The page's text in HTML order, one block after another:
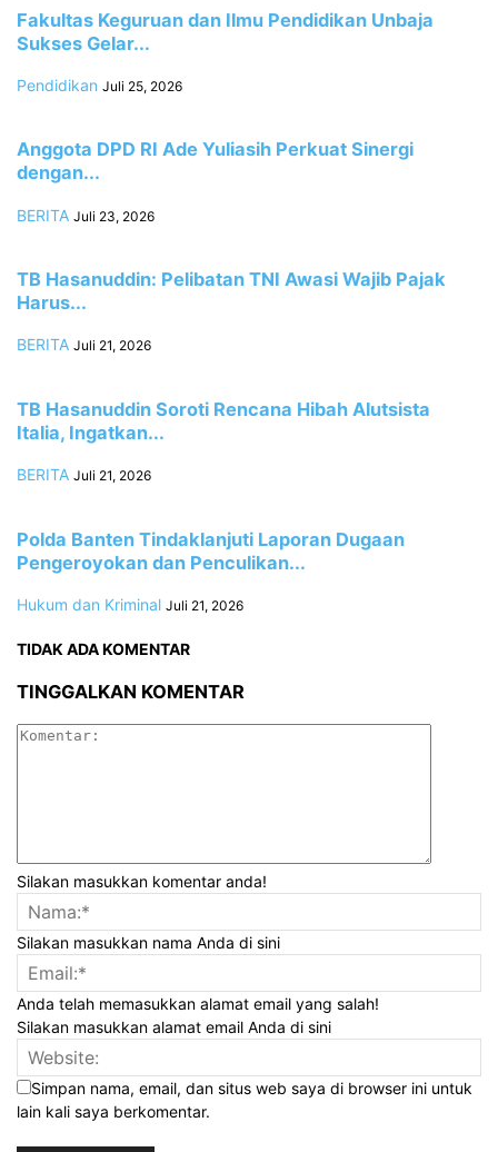
Fakultas Keguruan dan Ilmu Pendidikan Unbaja
Sukses Gelar...
Pendidikan Juli 25, 2026
Anggota DPD RI Ade Yuliasih Perkuat Sinergi
dengan...
BERITA Juli 23, 2026
TB Hasanuddin: Pelibatan TNI Awasi Wajib Pajak
Harus...
BERITA Juli 21, 2026
TB Hasanuddin Soroti Rencana Hibah Alutsista
Italia, Ingatkan...
BERITA Juli 21, 2026
Polda Banten Tindaklanjuti Laporan Dugaan
Pengeroyokan dan Penculikan...
Hukum dan Kriminal Juli 21, 2026
TIDAK ADA KOMENTAR
TINGGALKAN KOMENTAR
Silakan masukkan komentar anda!
Silakan masukkan nama Anda di sini
Anda telah memasukkan alamat email yang salah!
Silakan masukkan alamat email Anda di sini
Simpan nama, email, dan situs web saya di browser ini untuk
lain kali saya berkomentar.